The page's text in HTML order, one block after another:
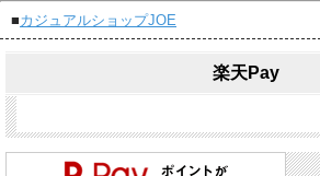
■カジュアルショップJOE
楽天Pay